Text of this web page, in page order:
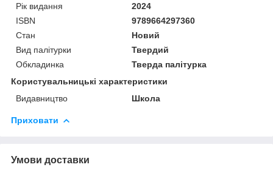
Рік видання
2024
ISBN
9789664297360
Стан
Новий
Вид палітурки
Твердий
Обкладинка
Тверда палітурка
Користувальницькі характеристики
Видавництво
Школа
Приховати
Умови доставки